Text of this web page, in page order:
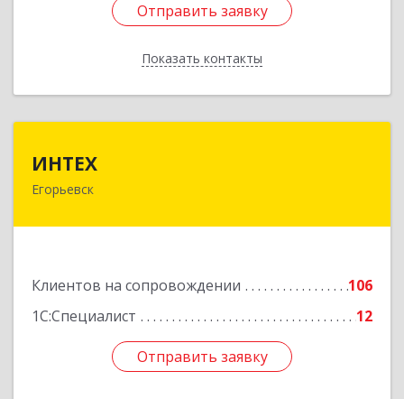
Отправить заявку
Показать контакты
Отправить заявку
Назад
ИНТЕХ
Егорьевск
Клиентов на сопровождении
106
1С:Специалист
12
Отправить заявку
140300, Московская обл, Егорьевск г, 5-й мкр,
Отправить заявку